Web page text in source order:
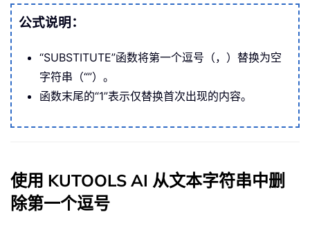
公式说明：
“SUBSTITUTE”函数将第一个逗号（，）替换为空
字符串（“”）。
函数末尾的“1”表示仅替换首次出现的内容。
使用 KUTOOLS AI 从文本字符串中删
除第一个逗号